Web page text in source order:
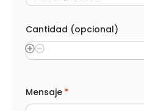
Cantidad (opcional)
e
l
Mensaje *